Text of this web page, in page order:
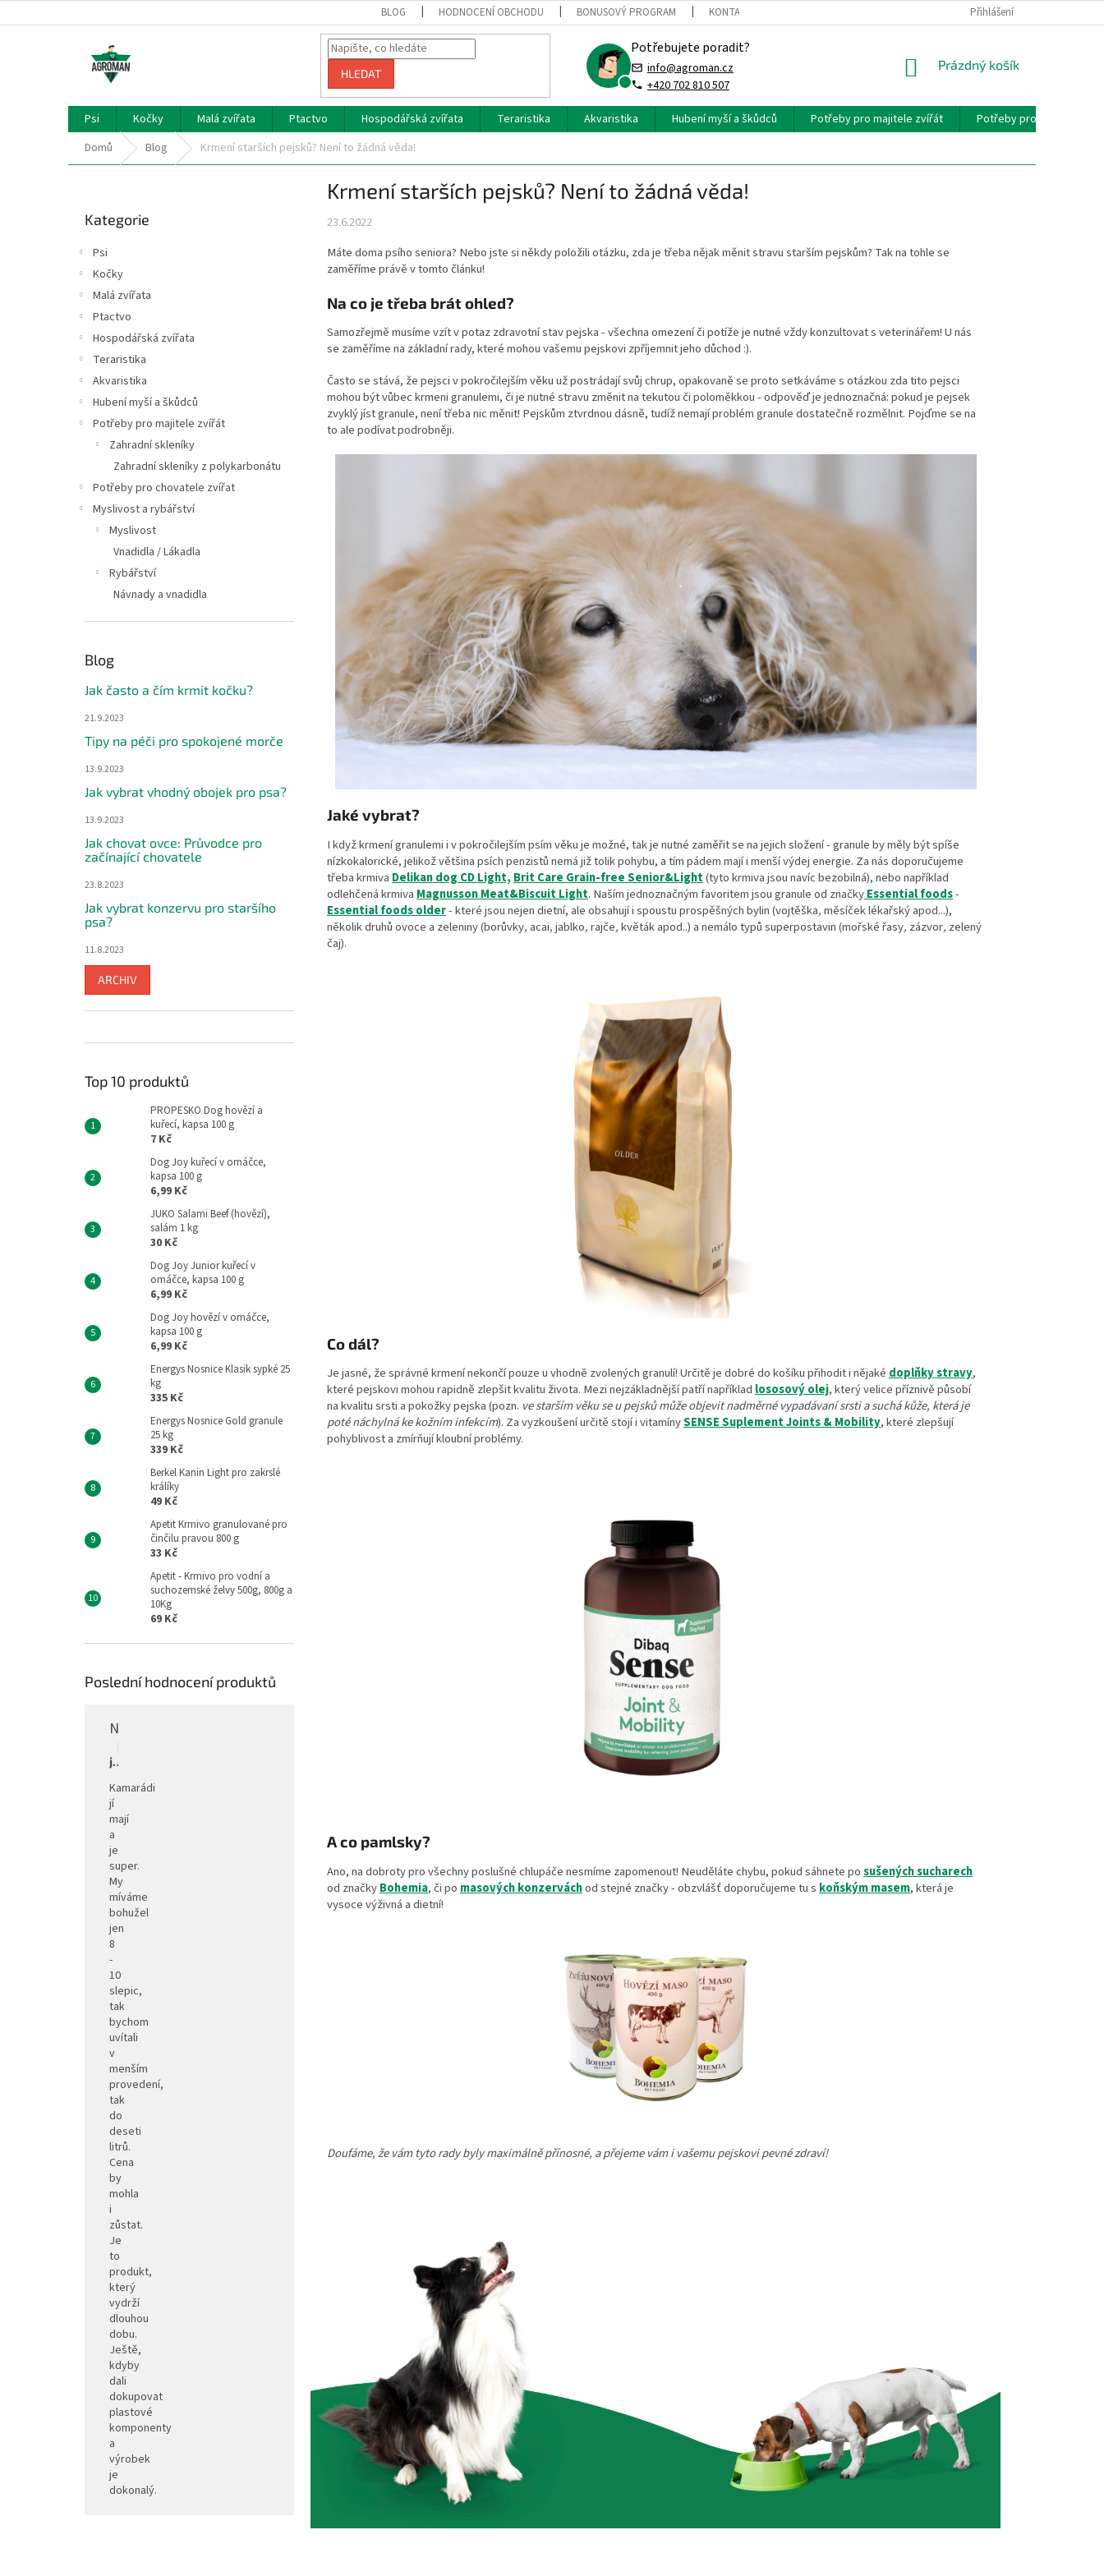
na
BLOG HODNOCENÍ OBCHODU BONUSOVÝ PROGRAM KONTAKT Přihlášení
HLEDAT
Potřebujete poradit?
info@agroman.cz
+420 702 810 507
NÁKUPNÍ
Prázdný košík
Psi Kočky Malá zvířata Ptactvo Hospodářská zvířata Teraristika Akvaristika Hubení myší a škůdců Potřeby pro majitele zvířát
Potřeby pro chovatele
Domů
Blog Krmení starších pejsků? Není to žádná věda!
kategorie
Kategorie
Psi
Kočky
Malá zvířata
Ptactvo
Hospodářská zvířata
Teraristika
Akvaristika
Hubení myší a škůdců
Potřeby pro majitele zvířát
Zahradní skleníky
Zahradní skleníky z polykarbonátu
Potřeby pro chovatele zvířat
Myslivost a rybářství
Myslivost
Vnadidla / Lákadla
Rybářství
Návnady a vnadidla
Blog
Jak často a čím krmit kočku?
21.9.2023
Tipy na péči pro spokojené morče
13.9.2023
Jak vybrat vhodný obojek pro psa?
13.9.2023
Jak chovat ovce: Průvodce pro
začínající chovatele
23.8.2023
Jak vybrat konzervu pro staršího
psa?
11.8.2023
ARCHIV
Top 10 produktů
PROPESKO Dog hovězí a
kuřecí, kapsa 100 g
7 Kč
Dog Joy kuřecí v omáčce,
kapsa 100 g
6,99 Kč
JUKO Salami Beef (hovězí),
salám 1 kg
30 Kč
Dog Joy Junior kuřecí v
omáčce, kapsa 100 g
6,99 Kč
Dog Joy hovězí v omáčce,
kapsa 100 g
6,99 Kč
Energys Nosnice Klasik sypké 25
kg
335 Kč
Energys Nosnice Gold granule
25 kg
339 Kč
Berkel Kanin Light pro zakrslé
králíky
49 Kč
Apetit Krmivo granulované pro
činčilu pravou 800 g
33 Kč
Apetit - Krmivo pro vodní a
suchozemské želvy 500g, 800g a
10Kg
69 Kč
Poslední hodnocení produktů
Hodnocení produktu je 5 z 5 hvězdiček.
|
jitka
Kamarádi
jí
mají
a
je
super.
My
míváme
bohužel
jen
8
-
10
slepic,
tak
bychom
uvítali
v
menším
provedení,
tak
do
deseti
litrů.
Cena
by
mohla
i
zůstat.
Je
to
produkt,
který
vydrží
dlouhou
dobu.
Ještě,
kdyby
dali
dokupovat
plastové
komponenty
a
výrobek
je
dokonalý.
Krmení starších pejsků? Není to žádná věda!
23.6.2022
Máte doma psího seniora? Nebo jste si někdy položili otázku, zda je třeba nějak měnit stravu starším pejskům? Tak na tohle se
zaměříme právě v tomto článku!
Na co je třeba brát ohled?
Samozřejmě musíme vzít v potaz zdravotní stav pejska - všechna omezení či potíže je nutné vždy konzultovat s veterinářem! U nás
se zaměříme na základní rady, které mohou vašemu pejskovi zpříjemnit jeho důchod :).
Často se stává, že pejsci v pokročilejším věku už postrádají svůj chrup, opakovaně se proto setkáváme s otázkou zda tito pejsci
mohou být vůbec krmeni granulemi, či je nutné stravu změnit na tekutou či poloměkkou - odpověď je jednoznačná: pokud je pejsek
zvyklý jíst granule, není třeba nic měnit! Pejskům ztvrdnou dásně, tudíž nemají problém granule dostatečně rozmělnit. Pojďme se na
to ale podívat podrobněji.
Jaké vybrat?
I když krmení granulemi i v pokročilejším psím věku je možné, tak je nutné zaměřit se na jejich složení - granule by měly být spíše
nízkokalorické, jelikož většina psích penzistů nemá již tolik pohybu, a tím pádem mají i menší výdej energie. Za nás doporučujeme
třeba krmiva Delikan dog CD Light, Brit Care Grain-free Senior&Light(tyto krmiva jsou navíc bezobilná), nebo například
odlehčená krmiva Magnusson Meat&Biscuit Light. Naším jednoznačným favoritem jsou granule od značkyEssential foods-
Essential foodsolder- které jsou nejen dietní, ale obsahují i spoustu prospěšných bylin (vojtěška,měsíček lékařský apod...),
několik druhů ovoce a zeleniny (borůvky, acai,jablko,rajče,květák apod..) a nemálo typůsuperpostavin (mořské řasy, zázvor, zelený
čaj).
Co dál?
Je jasné, že správné krmení nekončí pouze u vhodně zvolených granulí! Určitě je dobré do košíku přihodit i nějakédoplňky stravy,
které pejskovi mohou rapidně zlepšit kvalitu života. Mezi nejzákladnější patří napříkladlososový olej, který velice příznivě působí
na kvalitu srsti a pokožky pejska (pozn. ve starším věku se u pejsků může objevit nadměrné vypadávaní srsti a suchá kůže, která je
poté náchylná ke kožním infekcím). Za vyzkoušení určitě stojí i vitamínySENSE Suplement Joints & Mobility, které zlepšují
pohyblivost a zmírňují kloubní problémy.
A co pamlsky?
Ano, na dobroty pro všechny poslušné chlupáče nesmíme zapomenout! Neuděláte chybu, pokud sáhnete posušených sucharech
od značkyBohemia, či po masových konzerváchod stejné značky - obzvlášť doporučujeme tu s koňským masem, která je
vysoce výživná a dietní!
Doufáme, že vám tyto rady byly maximálně přínosné, a přejeme vám i vašemu pejskovi pevné zdraví!